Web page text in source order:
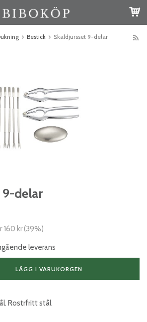
Bestick Skaldjursset 9-delar
9-delar
160 kr(39%)
leverans
LÄGG I VARUKORGEN
Rostrfritt stål.